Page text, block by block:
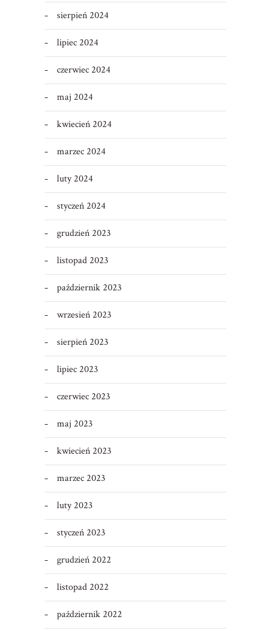
sierpień 2024
lipiec 2024
czerwiec 2024
maj 2024
kwiecień 2024
marzec 2024
luty 2024
styczeń 2024
grudzień 2023
listopad 2023
październik 2023
wrzesień 2023
sierpień 2023
lipiec 2023
czerwiec 2023
maj 2023
kwiecień 2023
marzec 2023
luty 2023
styczeń 2023
grudzień 2022
listopad 2022
październik 2022